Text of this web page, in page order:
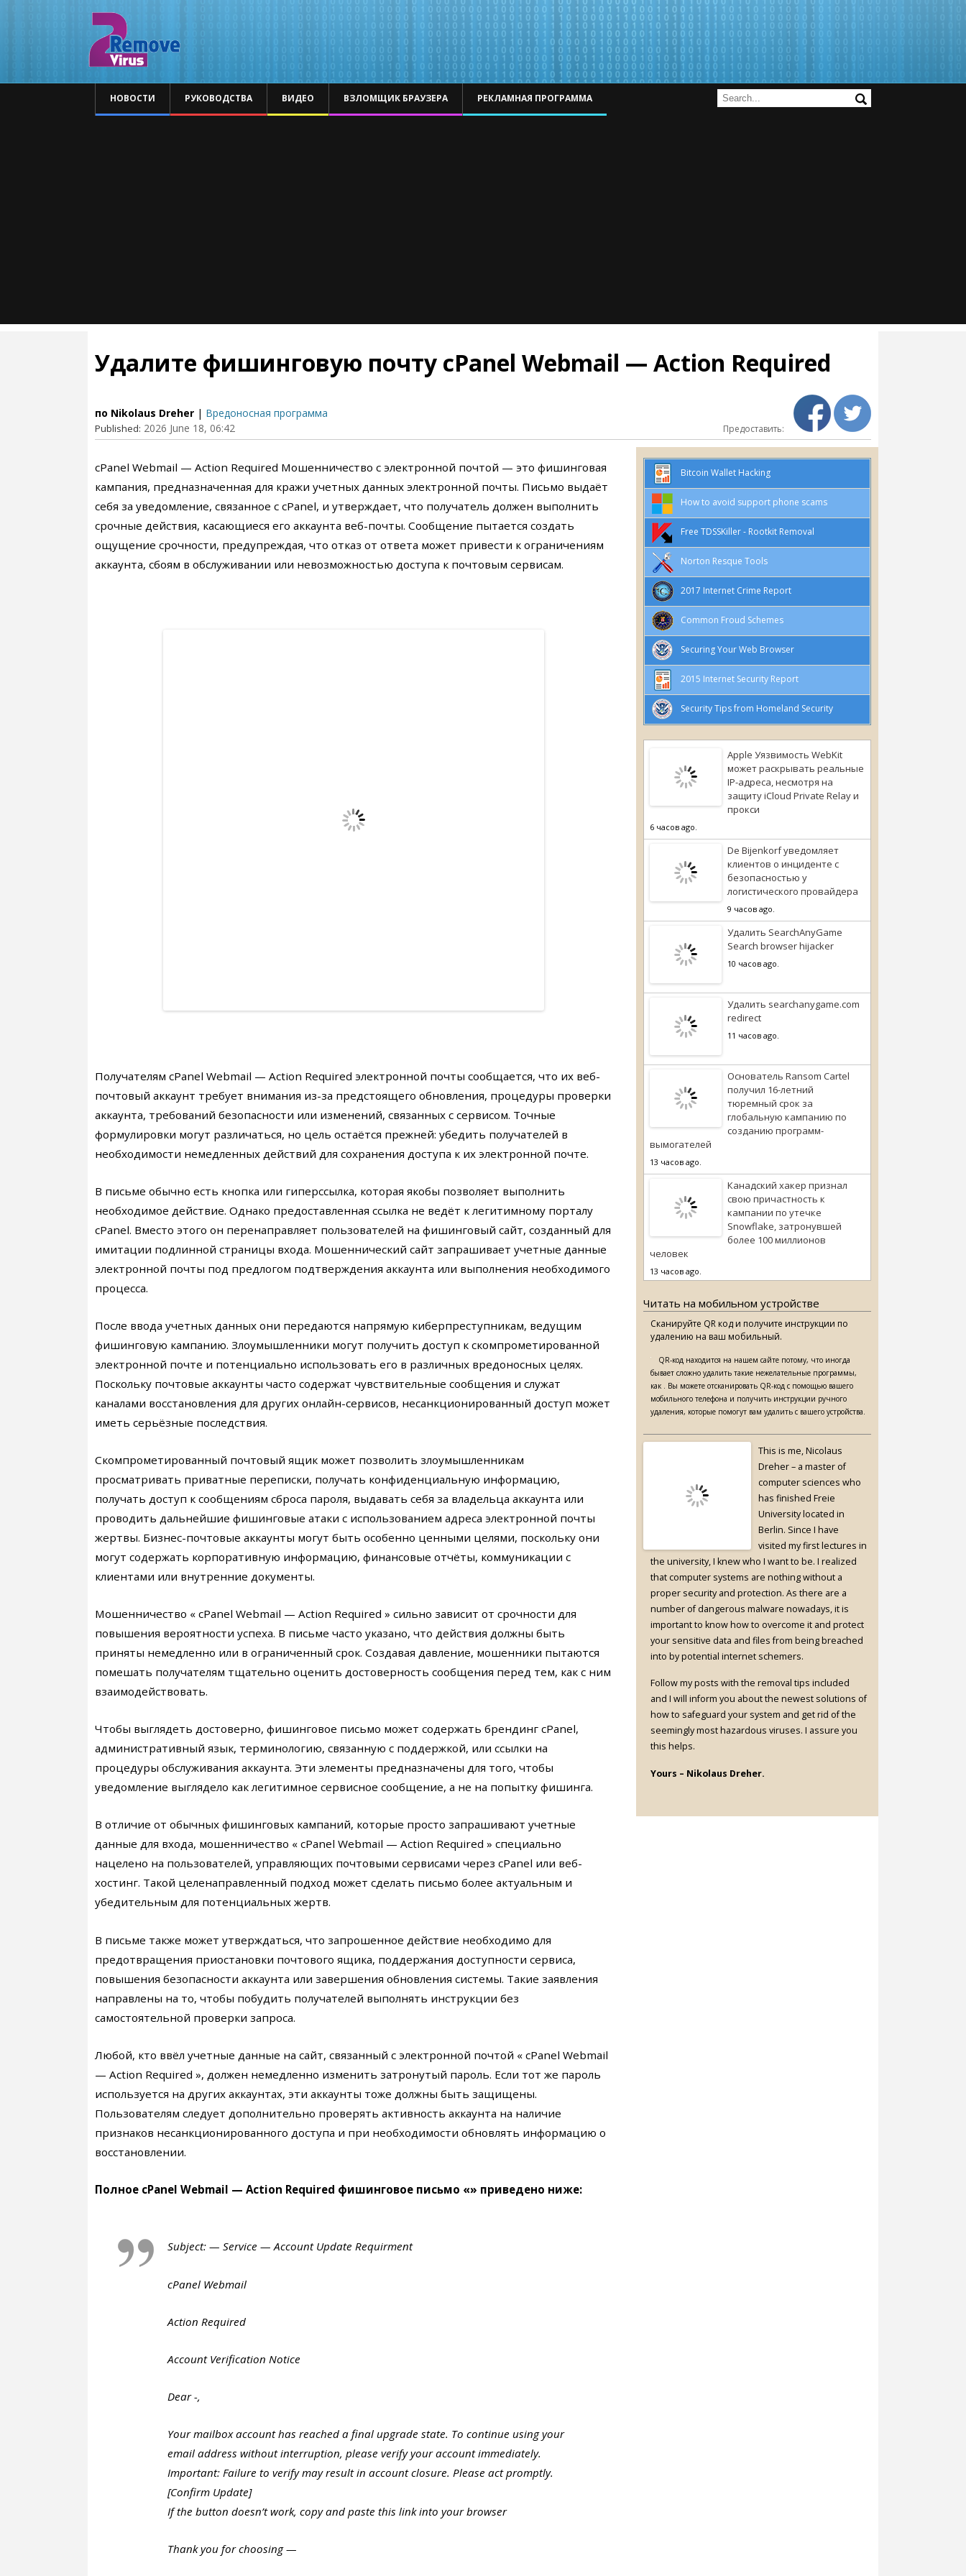
НОВОСТИ РУКОВОДСТВА ВИДЕО ВЗЛОМЩИК БРАУЗЕРА РЕКЛАМНАЯ ПРОГРАММА
Удалите фишинговую почту cPanel Webmail — Action Required
по Nikolaus Dreher | Вредоносная программа
Published: 2026 June 18, 06:42 Предоставить:
cPanel Webmail — Action Required Мошенничество с электронной почтой — это фишинговая
кампания, предназначенная для кражи учетных данных электронной почты. Письмо выдаёт
себя за уведомление, связанное с cPanel, и утверждает, что получатель должен выполнить
срочные действия, касающиеся его аккаунта веб-почты. Сообщение пытается создать
ощущение срочности, предупреждая, что отказ от ответа может привести к ограничениям
аккаунта, сбоям в обслуживании или невозможностью доступа к почтовым сервисам.
Получателям cPanel Webmail — Action Required электронной почты сообщается, что их веб-
почтовый аккаунт требует внимания из-за предстоящего обновления, процедуры проверки
аккаунта, требований безопасности или изменений, связанных с сервисом. Точные
формулировки могут различаться, но цель остаётся прежней: убедить получателей в
необходимости немедленных действий для сохранения доступа к их электронной почте.
В письме обычно есть кнопка или гиперссылка, которая якобы позволяет выполнить
необходимое действие. Однако предоставленная ссылка не ведёт к легитимному порталу
cPanel. Вместо этого он перенаправляет пользователей на фишинговый сайт, созданный для
имитации подлинной страницы входа. Мошеннический сайт запрашивает учетные данные
электронной почты под предлогом подтверждения аккаунта или выполнения необходимого
процесса.
После ввода учетных данных они передаются напрямую киберпреступникам, ведущим
фишинговую кампанию. Злоумышленники могут получить доступ к скомпрометированной
электронной почте и потенциально использовать его в различных вредоносных целях.
Поскольку почтовые аккаунты часто содержат чувствительные сообщения и служат
каналами восстановления для других онлайн-сервисов, несанкционированный доступ может
иметь серьёзные последствия.
Скомпрометированный почтовый ящик может позволить злоумышленникам
просматривать приватные переписки, получать конфиденциальную информацию,
получать доступ к сообщениям сброса пароля, выдавать себя за владельца аккаунта или
проводить дальнейшие фишинговые атаки с использованием адреса электронной почты
жертвы. Бизнес-почтовые аккаунты могут быть особенно ценными целями, поскольку они
могут содержать корпоративную информацию, финансовые отчёты, коммуникации с
клиентами или внутренние документы.
Мошенничество « cPanel Webmail — Action Required » сильно зависит от срочности для
повышения вероятности успеха. В письме часто указано, что действия должны быть
приняты немедленно или в ограниченный срок. Создавая давление, мошенники пытаются
помешать получателям тщательно оценить достоверность сообщения перед тем, как с ним
взаимодействовать.
Чтобы выглядеть достоверно, фишинговое письмо может содержать брендинг cPanel,
административный язык, терминологию, связанную с поддержкой, или ссылки на
процедуры обслуживания аккаунта. Эти элементы предназначены для того, чтобы
уведомление выглядело как легитимное сервисное сообщение, а не на попытку фишинга.
В отличие от обычных фишинговых кампаний, которые просто запрашивают учетные
данные для входа, мошенничество « cPanel Webmail — Action Required » специально
нацелено на пользователей, управляющих почтовыми сервисами через cPanel или веб-
хостинг. Такой целенаправленный подход может сделать письмо более актуальным и
убедительным для потенциальных жертв.
В письме также может утверждаться, что запрошенное действие необходимо для
предотвращения приостановки почтового ящика, поддержания доступности сервиса,
повышения безопасности аккаунта или завершения обновления системы. Такие заявления
направлены на то, чтобы побудить получателей выполнять инструкции без
самостоятельной проверки запроса.
Любой, кто ввёл учетные данные на сайт, связанный с электронной почтой « cPanel Webmail
— Action Required », должен немедленно изменить затронутый пароль. Если тот же пароль
используется на других аккаунтах, эти аккаунты тоже должны быть защищены.
Пользователям следует дополнительно проверять активность аккаунта на наличие
признаков несанкционированного доступа и при необходимости обновлять информацию о
восстановлении.
Полное cPanel Webmail — Action Required фишинговое письмо «» приведено ниже:
Subject: — Service — Account Update Requirment
cPanel Webmail
Action Required
Account Verification Notice
Dear -,
Your mailbox account has reached a final upgrade state. To continue using your
email address without interruption, please verify your account immediately.
Important: Failure to verify may result in account closure. Please act promptly.
[Confirm Update]
If the button doesn’t work, copy and paste this link into your browser
Thank you for choosing —
Bitcoin Wallet Hacking
How to avoid support phone scams
Free TDSSKiller - Rootkit Removal
Norton Resque Tools
2017 Internet Crime Report
Common Froud Schemes
Securing Your Web Browser
2015 Internet Security Report
Security Tips from Homeland Security
Apple Уязвимость WebKit
может раскрывать реальные
IP-адреса, несмотря на
защиту iCloud Private Relay и
прокси
6 часов ago.
De Bijenkorf уведомляет
клиентов о инциденте с
безопасностью у
логистического провайдера
9 часов ago.
Удалить SearchAnyGame
Search browser hijacker
10 часов ago.
Удалить searchanygame.com
redirect
11 часов ago.
Основатель Ransom Cartel
получил 16-летний
тюремный срок за
глобальную кампанию по
созданию программ-
вымогателей
13 часов ago.
Канадский хакер признал
свою причастность к
кампании по утечке
Snowflake, затронувшей
более 100 миллионов
человек
13 часов ago.
Читать на мобильном устройстве
Сканируйте QR код и получите инструкции по
удалению на ваш мобильный.
QR-код находится на нашем сайте потому, что иногда
бывает сложно удалить такие нежелательные программы,
как . Вы можете отсканировать QR-код с помощью вашего
мобильного телефона и получить инструкции ручного
удаления, которые помогут вам удалить с вашего устройства.
This is me, Nicolaus
Dreher – a master of
computer sciences who
has finished Freie
University located in
Berlin. Since I have
visited my first lectures in
the university, I knew who I want to be. I realized
that computer systems are nothing without a
proper security and protection. As there are a
number of dangerous malware nowadays, it is
important to know how to overcome it and protect
your sensitive data and files from being breached
into by potential internet schemers.
Follow my posts with the removal tips included
and I will inform you about the newest solutions of
how to safeguard your system and get rid of the
seemingly most hazardous viruses. I assure you
this helps.
Yours – Nikolaus Dreher.